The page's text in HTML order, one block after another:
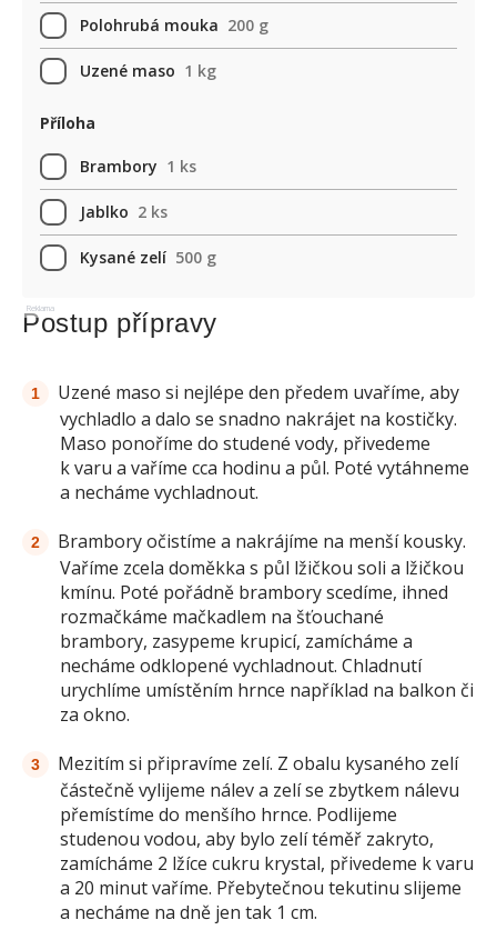
Polohrubá mouka 200 g
Uzené maso 1 kg
Příloha
Brambory 1 ks
Jablko 2 ks
Kysané zelí 500 g
Reklama
Postup přípravy
Uzené maso si nejlépe den předem uvaříme, aby
vychladlo a dalo se snadno nakrájet na kostičky.
Maso ponoříme do studené vody, přivedeme
k varu a vaříme cca hodinu a půl. Poté vytáhneme
a necháme vychladnout.
Brambory očistíme a nakrájíme na menší kousky.
Vaříme zcela doměkka s půl lžičkou soli a lžičkou
kmínu. Poté pořádně brambory scedíme, ihned
rozmačkáme mačkadlem na šťouchané
brambory, zasypeme krupicí, zamícháme a
necháme odklopené vychladnout. Chladnutí
urychlíme umístěním hrnce například na balkon či
za okno.
Mezitím si připravíme zelí. Z obalu kysaného zelí
částečně vylijeme nálev a zelí se zbytkem nálevu
přemístíme do menšího hrnce. Podlijeme
studenou vodou, aby bylo zelí téměř zakryto,
zamícháme 2 lžíce cukru krystal, přivedeme k varu
a 20 minut vaříme. Přebytečnou tekutinu slijeme
a necháme na dně jen tak 1 cm.